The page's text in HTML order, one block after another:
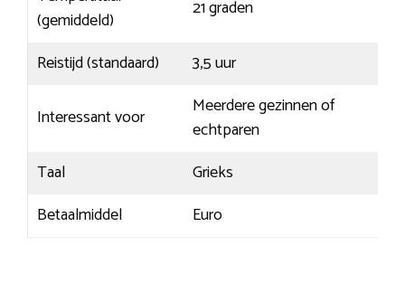
(gemiddeld)
21 graden
Reistijd (standaard)
3,5 uur
Interessant voor
Meerdere gezinnen of
echtparen
Taal
Grieks
Betaalmiddel
Euro